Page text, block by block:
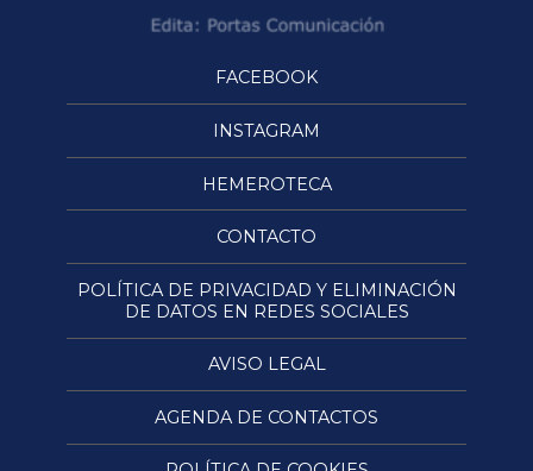
FACEBOOK
INSTAGRAM
HEMEROTECA
CONTACTO
POLÍTICA DE PRIVACIDAD Y ELIMINACIÓN
DE DATOS EN REDES SOCIALES
AVISO LEGAL
AGENDA DE CONTACTOS